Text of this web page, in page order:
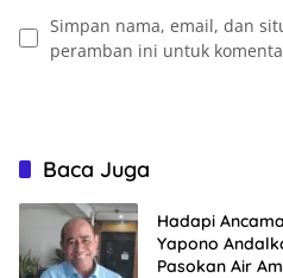
Simpan nama, email, dan
peramban ini untuk
Baca Juga
Hadapi
Yapono
Pasokan Air